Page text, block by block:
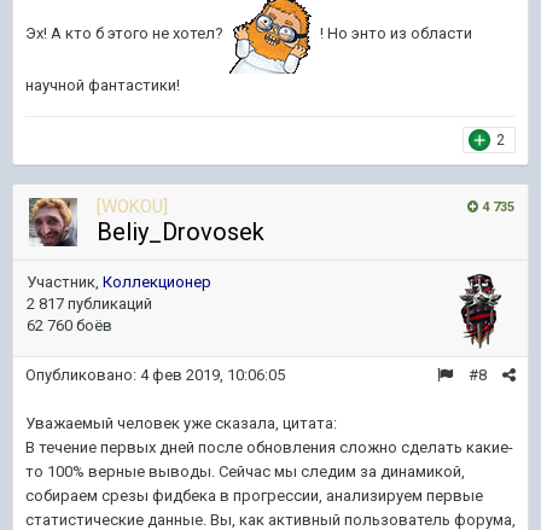
Эх! А кто б этого не хотел? ! Но энто из области
научной фантастики!
2
4 735
[WOKOU]
Beliy_Drovosek
Участник, Коллекционер
2 817 публикаций
62 760 боёв
#8
Опубликовано: 4 фев 2019, 10:06:05
Уважаемый человек уже сказала, цитата:
В течение первых дней после обновления сложно сделать какие-
то 100% верные выводы. Сейчас мы следим за динамикой,
собираем срезы фидбека в прогрессии, анализируем первые
статистические данные. Вы, как активный пользователь форума,